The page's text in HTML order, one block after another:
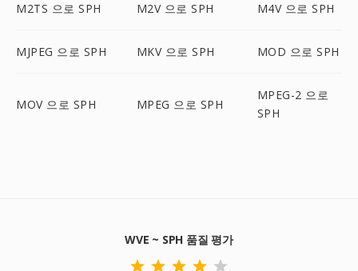
M2TS 으로 SPH M2V 으로 SPH M4V 으로 SPH
MJPEG 으로 SPH MKV 으로 SPH MOD 으로 SPH
MOV 으로 SPH MPEG 으로 SPH
MPEG-2 으로
SPH
WVE ~ SPH 품질 평가